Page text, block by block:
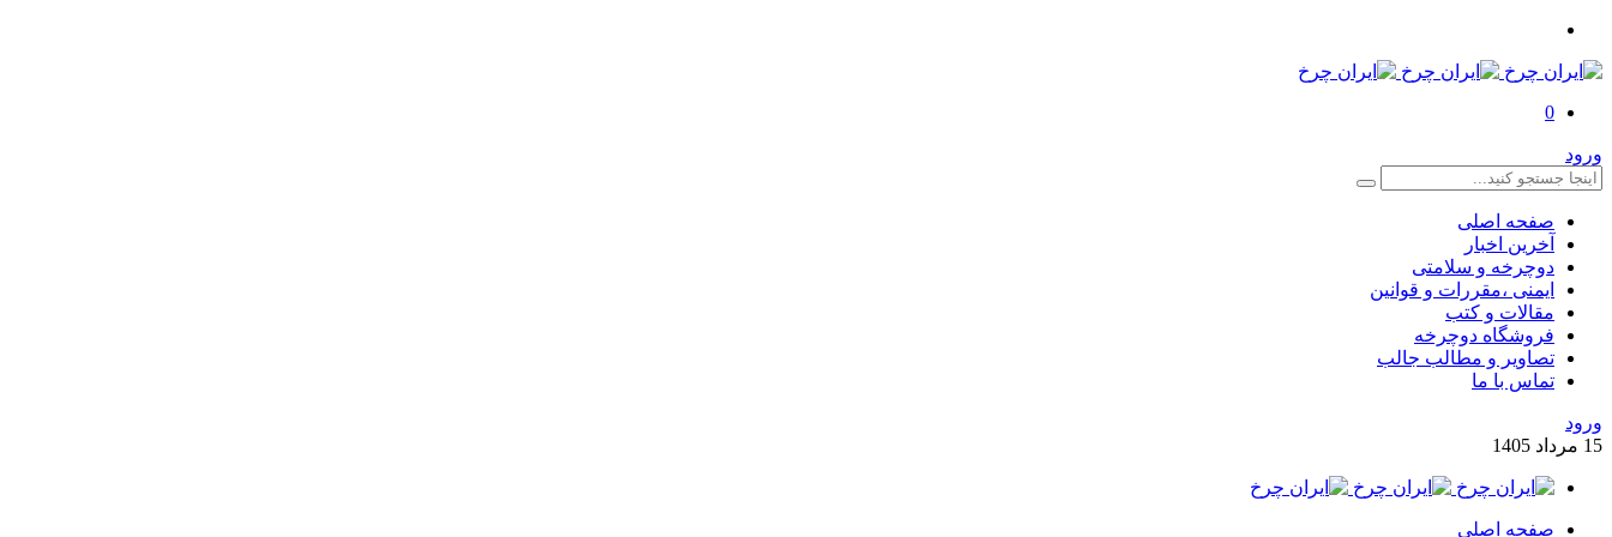
0
ورود
صفحه اصلی
آخرین اخبار
دوچرخه و سلامتی
ایمنی ،مقررات و قوانین
مقالات و کتب
فروشگاه دوچرخه
تصاویر و مطالب جالب
تماس با ما
ورود
15 مرداد 1405
صفحه اصلی